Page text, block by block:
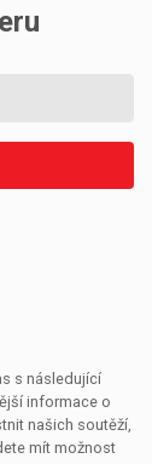
s následující
informace o
našich soutěží,
mít možnost